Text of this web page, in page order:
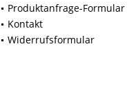
Produktanfrage-Formular
Kontakt
Widerrufsformular